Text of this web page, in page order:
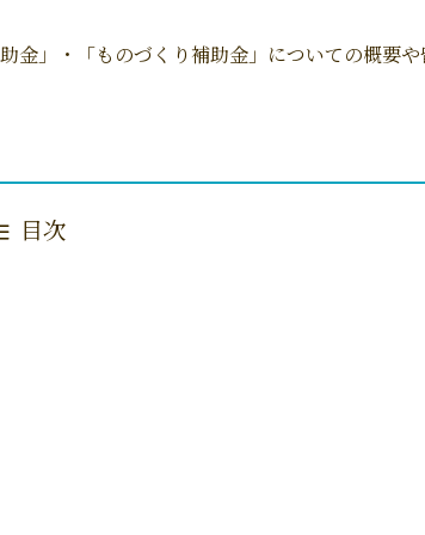
」・「ものづくり補助金」についての概要
目次